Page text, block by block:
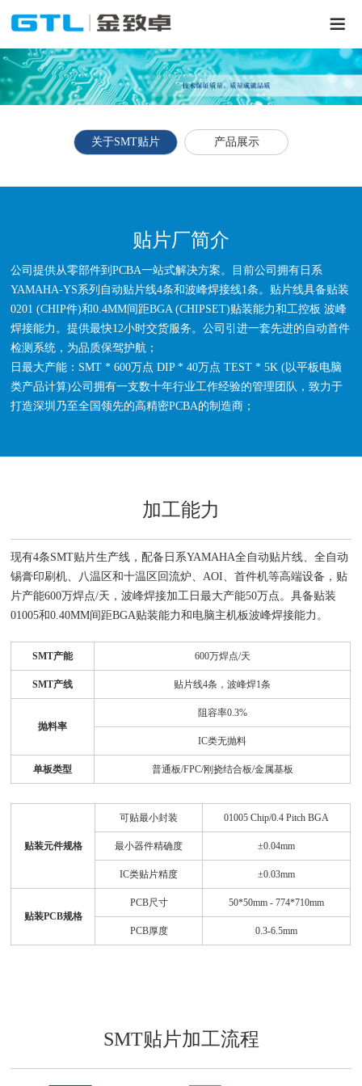
关于SMT贴片 产品展示
贴片厂简介
公司提供从零部件到PCBA一站式解决方案。目前公司拥有日系
YAMAHA-YS系列自动贴片线4条和波峰焊接线1条。贴片线具备贴装
0201 (CHIP件)和0.4MM间距BGA (CHIPSET)贴装能力和工控板 波峰
焊接能力。提供最快12小时交货服务。公司引进一套先进的自动首件
检测系统，为品质保驾护航；
日最大产能：SMT * 600万点 DIP * 40万点 TEST * 5K (以平板电脑
类产品计算)公司拥有一支数十年行业工作经验的管理团队，致力于
打造深圳乃至全国领先的高精密PCBA的制造商；
加工能力
现有4条SMT贴片生产线，配备日系YAMAHA全自动贴片线、全自动
锡膏印刷机、八温区和十温区回流炉、AOI、首件机等高端设备，贴
片产能600万焊点/天，波峰焊接加工日最大产能50万点。具备贴装
01005和0.40MM间距BGA贴装能力和电脑主机板波峰焊接能力。
SMT产能 600万焊点/天
SMT产线 贴片线4条，波峰焊1条
抛料率
阻容率0.3%
IC类无抛料
单板类型 普通板/FPC/刚挠结合板/金属基板
贴装元件规格
可贴最小封装 01005 Chip/0.4 Pitch BGA
最小器件精确度 ±0.04mm
IC类贴片精度 ±0.03mm
贴装PCB规格
PCB尺寸 50*50mm - 774*710mm
PCB厚度 0.3-6.5mm
SMT贴片加工流程